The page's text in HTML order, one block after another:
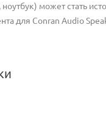
может стать
для Conran Audio